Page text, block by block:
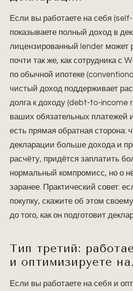
Если вы работаете на себя
показываете полный доход в
лицензированный lender может
почти так же, как сотрудника с
по обычной ипотеке
чистый доход поддерживает
долга к доходу (debt-to-income
ваших обязательных платежей
есть прямая обратная сторона:
декларации больше дохода и
расчёту, придётся заплатить
нормальный компромисс, но о
заранее. Практический совет:
покупку, скажите об этом
до того, как он подготовит
Тип третий:
и оптимизируете
Если вы работаете на себя и